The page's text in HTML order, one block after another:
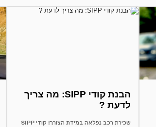
הבנת קודי SIPP: מה צריך
לדעת ?
שכירת רכב נפלאה במידת הצורך! קודי SIPP